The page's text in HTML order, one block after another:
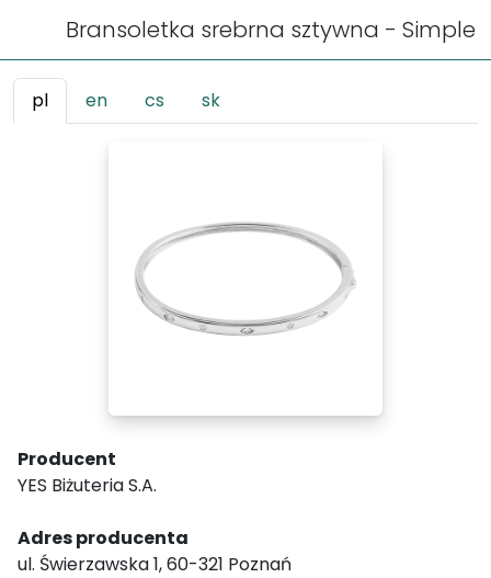
Bransoletka srebrna sztywna - Simple
pl en cs sk
Producent
YES Biżuteria S.A.
Adres producenta
ul. Świerzawska 1, 60-321 Poznań